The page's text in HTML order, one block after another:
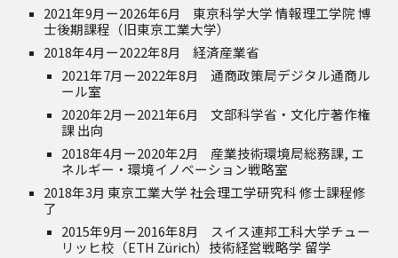
2021年9月ー2026年6月
東京科学大学 情報理工学院 博
士後期課程（旧東京工業大学）
2018年4月ー2022年8月
経済産業省
2021年7月ー2022年8月
通商政策局デジタル通商ル
ール室
2020年2月ー2021年6月
文部科学省・文化庁著作権
課 出向
2018年4月ー2020年2月
産業技術環境局総務課, エ
ネルギー・環境イノベーション戦略室
2018年3月 東京工業大学 社会理工学研究科 修士課程修
了
2015年9月ー2016年8月
スイス連邦工科大学チュー
リッヒ校（ETH Zürich）技術経営戦略学 留学